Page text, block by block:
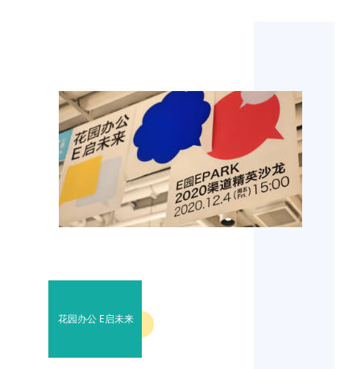
花园办公 E启未来